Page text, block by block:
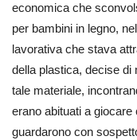
economica che
per bambini in legno,
lavorativa che stava
della plastica, decise di
tale materiale,
erano abituati a
guardarono con